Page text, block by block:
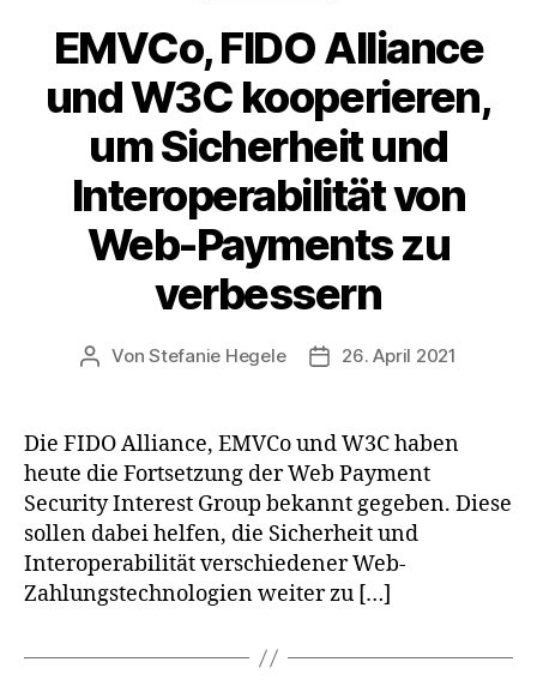
EMVCo, FIDO Alliance
und W3C kooperieren,
um Sicherheit und
Interoperabilität von
Web-Payments zu
verbessern
Beitragsautor
VonStefanie Hegele Veröffentlichungsdatum
26. April 2021
Die FIDO Alliance, EMVCo und W3C haben
heute die Fortsetzung der Web Payment
Security Interest Group bekannt gegeben. Diese
sollen dabei helfen, die Sicherheit und
Interoperabilität verschiedener Web-
Zahlungstechnologien weiter zu […]